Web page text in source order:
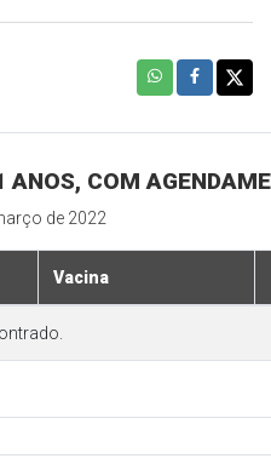
ANOS, COM
de 2022
Vacina